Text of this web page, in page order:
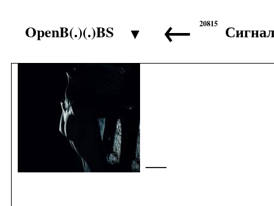
OpenB(.)(.)BS ▼ ← Сигнал
20815
>10226
—